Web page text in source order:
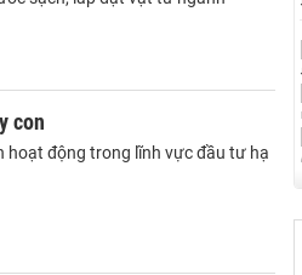
con
hoạt động trong lĩnh vực đầu tư hạ